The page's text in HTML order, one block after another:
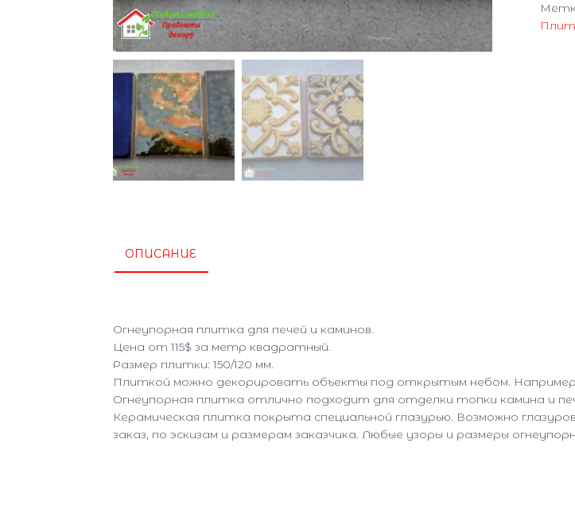
ОПИСАНИЕ
Огнеупорная плитка для печей и каминов.
Цена от 115$ за метр квадратный.
Размер плитки: 150/120 мм.
Плиткой можно декорировать объекты под открытым небом. Например
Огнеупорная плитка отлично подходит для отделки топки камина и
Керамическая плитка покрыта специальной глазурью. Возможно
заказ, по эскизам и размерам заказчика. Любые узоры и размеры